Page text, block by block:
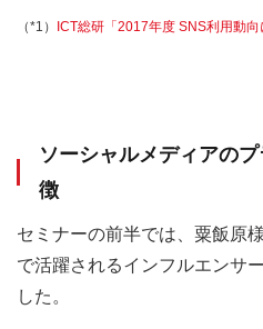
（*1） ICT総研「2017年度 SNS利用動
ソーシャルメディアの
徴
セミナーの前半では、粟飯原
で活躍されるインフルエンサ
した。